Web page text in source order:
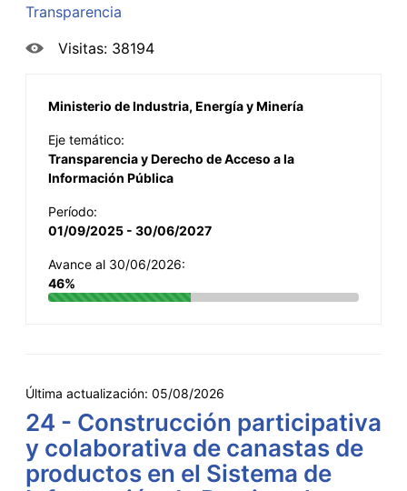
Transparencia
Visitas: 38194
Ministerio de Industria, Energía y Minería
Eje temático:
Transparencia y Derecho de Acceso a la
Información Pública
Período:
01/09/2025 - 30/06/2027
Avance al 30/06/2026:
46%
Última actualización: 05/08/2026
24 - Construcción participativa
y colaborativa de canastas de
productos en el Sistema de